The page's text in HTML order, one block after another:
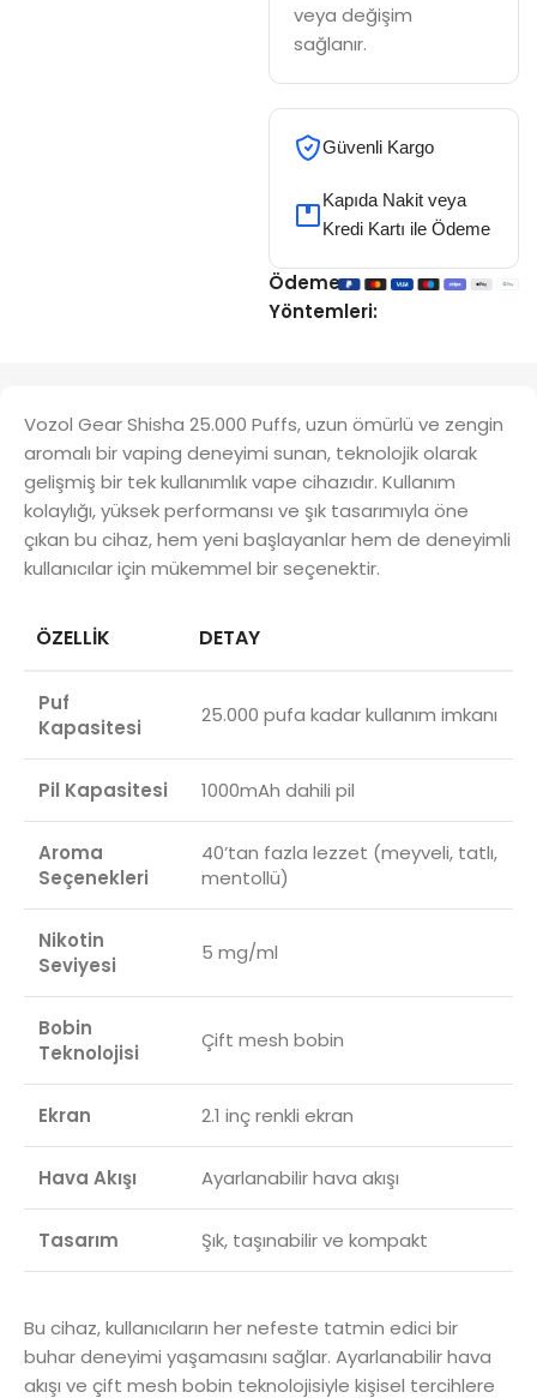
veya değişim
sağlanır.
Güvenli Kargo
Kapıda Nakit veya
Kredi Kartı ile Ödeme
Ödeme
Yöntemleri:
Vozol Gear Shisha 25.000 Puffs, uzun ömürlü ve zengin
aromalı bir vaping deneyimi sunan, teknolojik olarak
gelişmiş bir tek kullanımlık vape cihazıdır. Kullanım
kolaylığı, yüksek performansı ve şık tasarımıyla öne
çıkan bu cihaz, hem yeni başlayanlar hem de deneyimli
kullanıcılar için mükemmel bir seçenektir.
ÖZELLIK DETAY
Puf
Kapasitesi
25.000 pufa kadar kullanım imkanı
Pil Kapasitesi 1000mAh dahili pil
Aroma
Seçenekleri
40’tan fazla lezzet (meyveli, tatlı,
mentollü)
Nikotin
Seviyesi
5 mg/ml
Bobin
Teknolojisi
Çift mesh bobin
Ekran 2.1 inç renkli ekran
Hava Akışı Ayarlanabilir hava akışı
Tasarım Şık, taşınabilir ve kompakt
Bu cihaz, kullanıcıların her nefeste tatmin edici bir
buhar deneyimi yaşamasını sağlar. Ayarlanabilir hava
akışı ve çift mesh bobin teknolojisiyle kişisel tercihlere